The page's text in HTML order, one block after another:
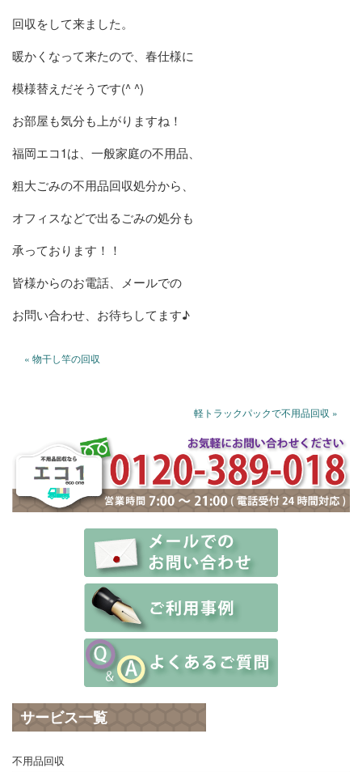
回収をして来ました。
暖かくなって来たので、春仕様に
模様替えだそうです(^ ^)
お部屋も気分も上がりますね！
福岡エコ1は、一般家庭の不用品、
粗大ごみの不用品回収処分から、
オフィスなどで出るごみの処分も
承っております！！
皆様からのお電話、メールでの
お問い合わせ、お待ちしてます♪
« 物干し竿の回収
軽トラックパックで不用品回収 »
サービス一覧
不用品回収